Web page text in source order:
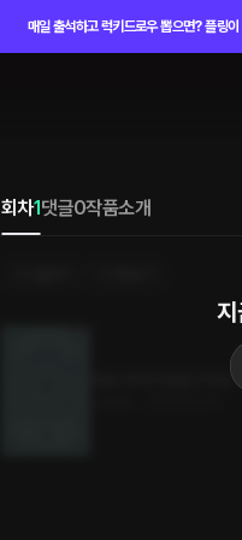
매일 출석하고 럭키드로우 뽑으면? 플링
회차1댓글0작품소개
지
마법사에게 마법을 주세요